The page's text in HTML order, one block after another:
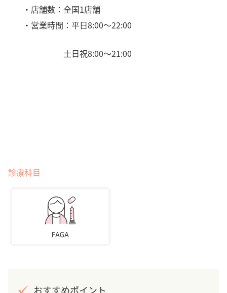
・店舗数：全国1店舗
・営業時間：平日8:00〜22:00
土日祝8:00〜21:00
診療科目
おすすめポイント